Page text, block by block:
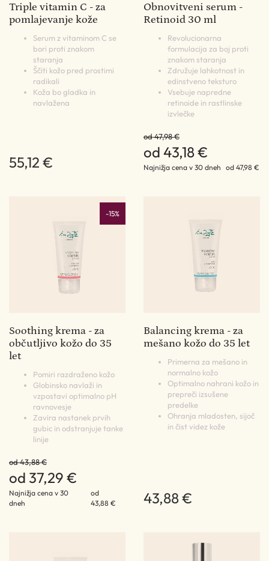
Triple vitamin C - za
pomlajevanje kože
Serum z vitaminom C se
bori proti znakom
staranja
Ščiti kožo pred prostimi
radikali
Koža bo gladka in
navlažena
55,12 €
Obnovitveni serum -
Retinoid 30 ml
Revolucionarna
formulacija za boj proti
znakom staranja
Združuje lahkotnost in
edinstveno teksturo
Vsebuje napredne
retinoide in rastlinske
izvlečke
od 47,98 €
od 43,18 €
Najnižja cena v 30 dneh od 47,98 €
-15%
Soothing krema - za
občutljivo kožo do 35
let
Pomiri razdraženo kožo
Globinsko navlaži in
vzpostavi optimalno pH
ravnovesje
Zavira nastanek prvih
gubic in odstranjuje tanke
linije
od 43,88 €
od 37,29 €
Najnižja cena v 30
dneh
od
43,88 €
Balancing krema - za
mešano kožo do 35 let
Primerna za mešano in
normalno kožo
Optimalno nahrani kožo in
prepreči izsušene
predelke
Ohranja mladosten, sijoč
in čist videz kože
43,88 €